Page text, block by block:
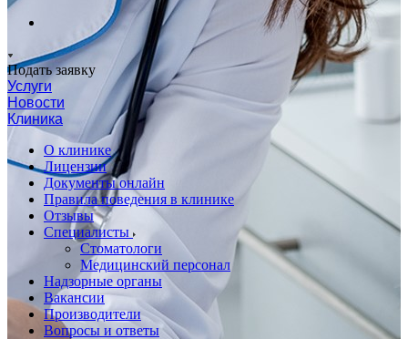
Подать заявку
Услуги
Новости
Клиника
О клинике
Лицензии
Документы онлайн
Правила поведения в клинике
Отзывы
Специалисты
Стоматологи
Медицинский персонал
Надзорные органы
Вакансии
Производители
Вопросы и ответы